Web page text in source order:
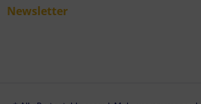
Newsletter